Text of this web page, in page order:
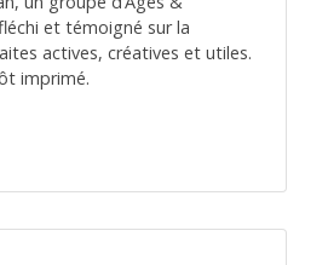
et témoigné sur la
actives, créatives et utiles.
imprimé.